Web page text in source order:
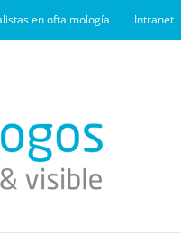
en oftalmología Intranet